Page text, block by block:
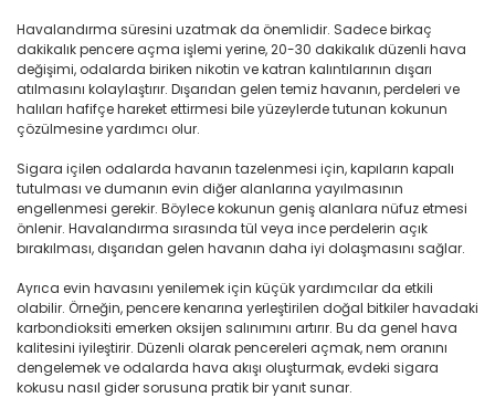
Havalandırma süresini uzatmak da önemlidir. Sadece birkaç
dakikalık pencere açma işlemi yerine, 20-30 dakikalık düzenli hava
değişimi, odalarda biriken nikotin ve katran kalıntılarının dışarı
atılmasını kolaylaştırır. Dışarıdan gelen temiz havanın, perdeleri ve
halıları hafifçe hareket ettirmesi bile yüzeylerde tutunan kokunun
çözülmesine yardımcı olur.
Sigara içilen odalarda havanın tazelenmesi için, kapıların kapalı
tutulması ve dumanın evin diğer alanlarına yayılmasının
engellenmesi gerekir. Böylece kokunun geniş alanlara nüfuz etmesi
önlenir. Havalandırma sırasında tül veya ince perdelerin açık
bırakılması, dışarıdan gelen havanın daha iyi dolaşmasını sağlar.
Ayrıca evin havasını yenilemek için küçük yardımcılar da etkili
olabilir. Örneğin, pencere kenarına yerleştirilen doğal bitkiler havadaki
karbondioksiti emerken oksijen salınımını artırır. Bu da genel hava
kalitesini iyileştirir. Düzenli olarak pencereleri açmak, nem oranını
dengelemek ve odalarda hava akışı oluşturmak, evdeki sigara
kokusu nasıl gider sorusuna pratik bir yanıt sunar.